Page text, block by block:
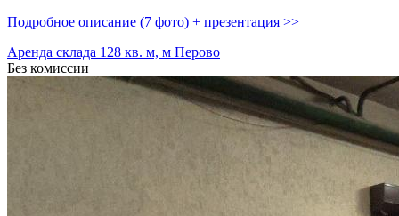
Подробное описание (7 фото) + презентация >>
Аренда склада 128 кв. м, м Перово
Без комиссии